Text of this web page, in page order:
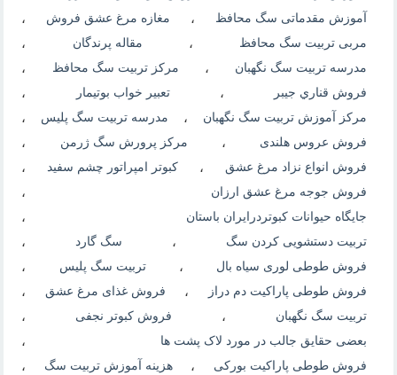
آموزش مقدماتی سگ محافظ ، مغازه مرغ عشق فروش ،
مربی تربیت سگ محافظ ، مقاله پرندگان ،
مدرسه تربیت سگ نگهبان ، مرکز تربیت سگ محافظ ،
فروش قناري جيبر ، تعبیر خواب بوتیمار ،
مرکز آموزش تربیت سگ نگهبان ، مدرسه تربیت سگ پلیس ،
فروش عروس هلندی ، مرکز پرورش سگ ژرمن ،
فروش انواع نزاد مرغ عشق ، کبوتر امپراتور چشم سفید ،
فروش جوجه مرغ عشق ارزان ،
جایگاه حیوانات کبوتردرایران باستان ،
تربیت دستشویی کردن سگ ، سگ گارد ،
فروش طوطی لوری سیاه بال ، تربیت سگ پلیس ،
فروش طوطی پاراکیت دم دراز ، فروش غذای مرغ عشق ،
تربیت سگ نگهبان ، فروش کبوتر نجفی ،
بعضی حقایق جالب در مورد لاک پشت ها ،
فروش طوطی پاراکیت بورکی ، هزینه آموزش تربیت سگ ،